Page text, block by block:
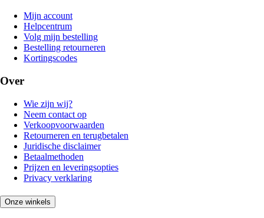
Mijn account
Helpcentrum
Volg mijn bestelling
Bestelling retourneren
Kortingscodes
Over
Wie zijn wij?
Neem contact op
Verkoopvoorwaarden
Retourneren en terugbetalen
Juridische disclaimer
Betaalmethoden
Prijzen en leveringsopties
Privacy verklaring
Onze winkels